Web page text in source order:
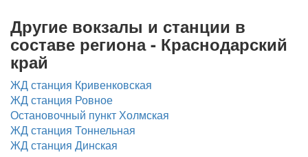
Другие вокзалы и станции в
составе региона - Краснодарский
край
ЖД станция Кривенковская
ЖД станция Ровное
Остановочный пункт Холмская
ЖД станция Тоннельная
ЖД станция Динская